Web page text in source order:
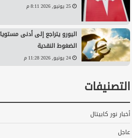
25 يونيو, 2026 8:11 م
اليورو يتراجع إلى أدنى
الضغوط النقدية
24 يونيو, 2026 11:28 م
التصنيفات
أخبار نور كابيتال
عاجل